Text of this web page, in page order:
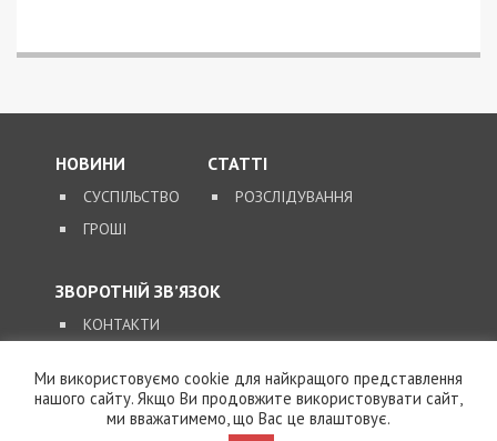
НОВИНИ
СУСПІЛЬСТВО
ГРОШІ
СТАТТІ
РОЗСЛІДУВАННЯ
ЗВОРОТНІЙ ЗВ’ЯЗОК
КОНТАКТИ
SUPPORT@49000.COM.UA
Ми використовуємо cookie для найкращого представлення
нашого сайту. Якщо Ви продовжите використовувати сайт,
ми вважатимемо, що Вас це влаштовує.